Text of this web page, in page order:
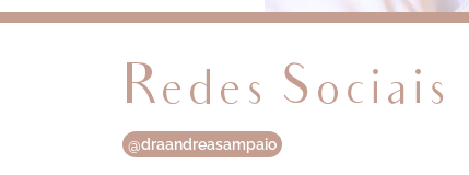
Redes Sociais
@draandreasampaio